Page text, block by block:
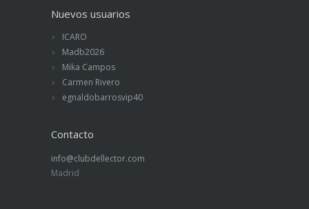
Nuevos usuarios
ICARO
Madb2026
Mika Campos
Carmen Rivero
egnaldobarrosvip40
Contacto
info@clubdellector.com
Madrid